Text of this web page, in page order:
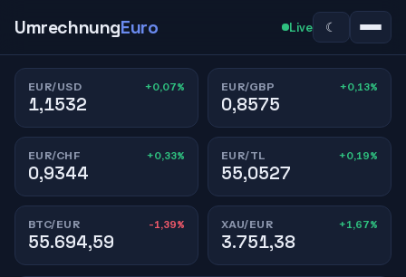
UmrechnungEuro Live ☾
EUR/USD +0,07%
1,1532
EUR/GBP +0,13%
0,8575
EUR/CHF +0,33%
0,9344
EUR/TL +0,19%
55,0527
BTC/EUR -1,39%
55.694,59
XAU/EUR +1,67%
3.751,38